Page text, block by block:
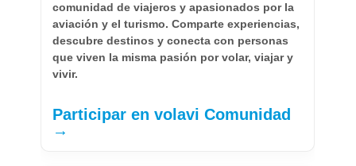
comunidad de viajeros y apasionados por la
aviación y el turismo. Comparte experiencias,
descubre destinos y conecta con personas
que viven la misma pasión por volar, viajar y
vivir.
Participar en volavi Comunidad
→